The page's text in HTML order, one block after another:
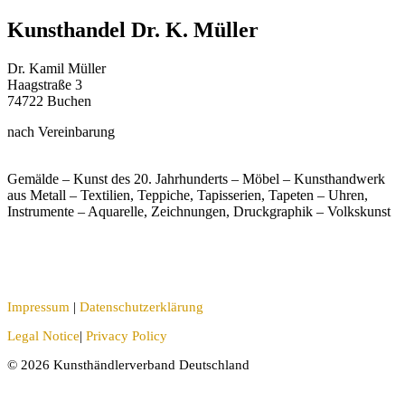
Kunsthandel Dr. K. Müller
Dr. Kamil Müller
Haagstraße 3
74722 Buchen
nach Vereinbarung
Gemälde – Kunst des 20. Jahrhunderts – Möbel – Kunsthandwerk
aus Metall – Textilien, Teppiche, Tapisserien, Tapeten – Uhren,
Instrumente – Aquarelle, Zeichnungen, Druckgraphik – Volkskunst
Impressum | Datenschutzerklärung
Legal Notice| Privacy Policy
© 2026 Kunsthändlerverband Deutschland